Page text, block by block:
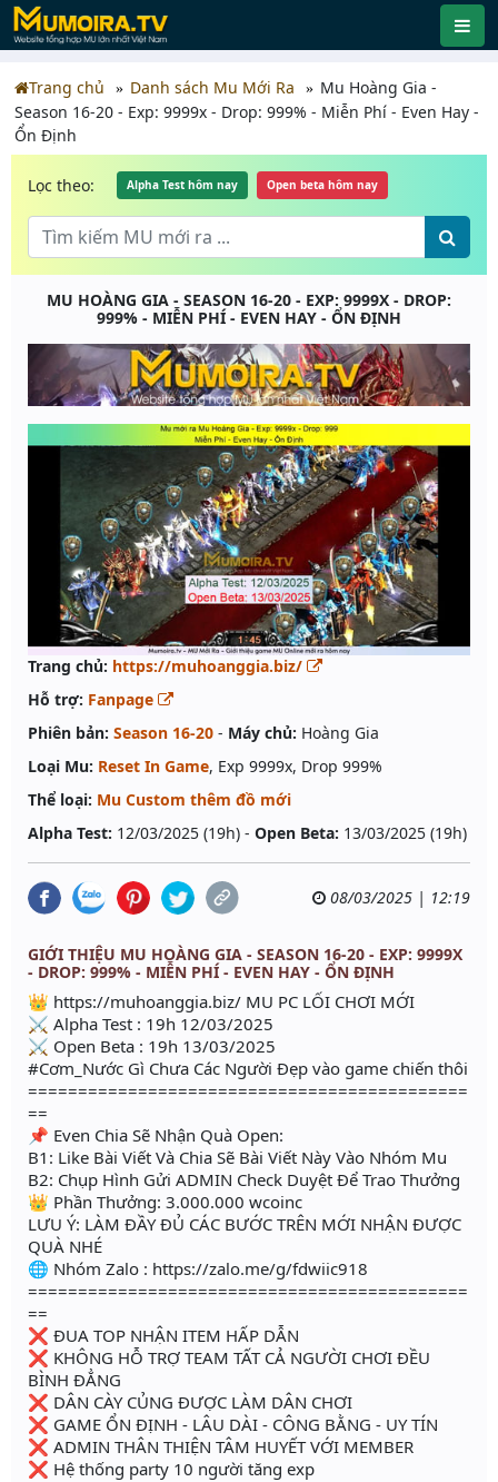
Trang chủ Danh sách Mu Mới Ra
Mu Hoàng Gia -
Season 16-20 - Exp: 9999x - Drop: 999% - Miễn Phí - Even Hay -
Ổn Định
Lọc theo: Alpha Test hôm nay Open beta hôm nay
MU HOÀNG GIA - SEASON 16-20 - EXP: 9999X - DROP:
999% - MIỄN PHÍ - EVEN HAY - ỔN ĐỊNH
Trang chủ: https://muhoanggia.biz/
Hỗ trợ: Fanpage
Phiên bản: Season 16-20 - Máy chủ: Hoàng Gia
Loại Mu: Reset In Game, Exp 9999x, Drop 999%
Thể loại: Mu Custom thêm đồ mới
Alpha Test: 12/03/2025 (19h) - Open Beta: 13/03/2025 (19h)
08/03/2025 | 12:19
GIỚI THIỆU MU HOÀNG GIA - SEASON 16-20 - EXP: 9999X
- DROP: 999% - MIỄN PHÍ - EVEN HAY - ỔN ĐỊNH
👑 https://muhoanggia.biz/ MU PC LỐI CHƠI MỚI
⚔ Alpha Test : 19h 12/03/2025
⚔ Open Beta : 19h 13/03/2025
#Cơm_Nước Gì Chưa Các Người Đẹp vào game chiến thôi
============================================
==
📌 Even Chia Sẽ Nhận Quà Open:
B1: Like Bài Viết Và Chia Sẽ Bài Viết Này Vào Nhóm Mu
B2: Chụp Hình Gửi ADMIN Check Duyệt Để Trao Thưởng
👑 Phần Thưởng: 3.000.000 wcoinc
LƯU Ý: LÀM ĐẦY ĐỦ CÁC BƯỚC TRÊN MỚI NHẬN ĐƯỢC
QUÀ NHÉ
🌐 Nhóm Zalo : https://zalo.me/g/fdwiic918
============================================
==
❌ ĐUA TOP NHẬN ITEM HẤP DẪN
❌ KHÔNG HỖ TRỢ TEAM TẤT CẢ NGƯỜI CHƠI ĐỀU
BÌNH ĐẲNG
❌ DÂN CÀY CỦNG ĐƯỢC LÀM DÂN CHƠI
❌ GAME ỔN ĐỊNH - LÂU DÀI - CÔNG BẰNG - UY TÍN
❌ ADMIN THÂN THIỆN TÂM HUYẾT VỚI MEMBER
❌ Hệ thống party 10 người tăng exp